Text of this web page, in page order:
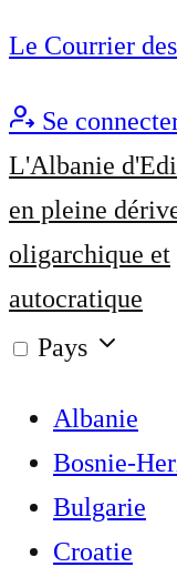
Le Courrier
Se
L'Albanie
en pleine
oligarchique et
autocratique
Pays
Albanie
Bosnie-
Bulgarie
Croatie